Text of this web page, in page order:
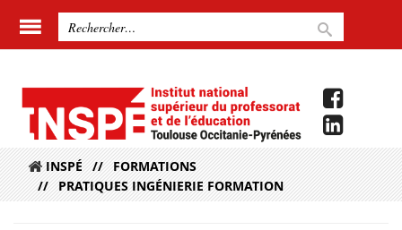
INSPÉ
FORMATIONS
PRATIQUES INGÉNIERIE FORMATION